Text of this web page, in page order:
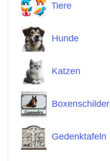
Tiere
Hunde
Katzen
Boxenschilder
Gedenktafeln